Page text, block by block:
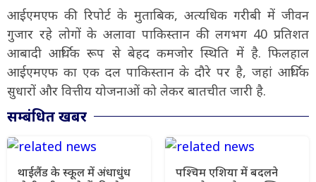
आईएमएफ की रिपोर्ट के मुताबिक, अत्यधिक गरीबी में जीवन
गुजार रहे लोगों के अलावा पाकिस्तान की लगभग 40 प्रतिशत
आबादी आर्थिक रूप से बेहद कमजोर स्थिति में है. फिलहाल
आईएमएफ का एक दल पाकिस्तान के दौरे पर है, जहां आर्थिक
सुधारों और वित्तीय योजनाओं को लेकर बातचीत जारी है.
सम्बंधित खबर
थाईलैंड के स्कूल में अंधाधुंध
पश्चिम एशिया में बदलने